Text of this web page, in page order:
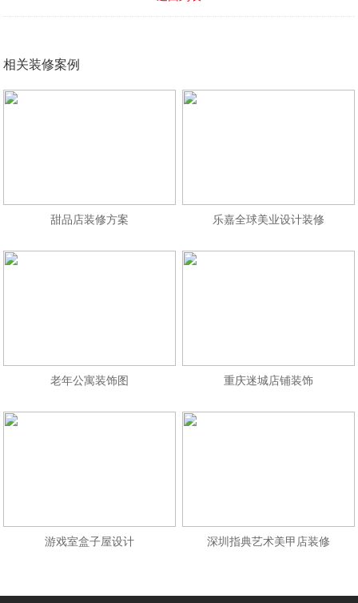
相关装修案例
甜品店装修方案 乐嘉全球美业设计装修
老年公寓装饰图 重庆迷城店铺装饰
游戏室盒子屋设计 深圳指典艺术美甲店装修